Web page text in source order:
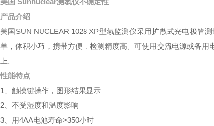
美国 Sunnuclear测氡仪不确定性
产品介绍
美国SUN NUCLEAR 1028 XP型氡监测仪采用扩散式光电极管
单，体积小巧，携带方便，检测精度高。可使用交流电源或备
上。
性能特点
1、触摸键操作，图形结果显示
2、不受湿度和温度影响
3、用4AA电池寿命>350小时